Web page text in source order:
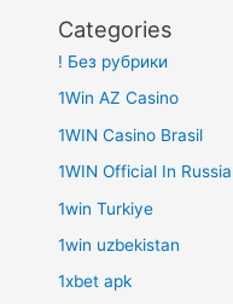
Categories
! Без рубрики
1Win AZ Casino
1WIN Casino Brasil
1WIN Official In Russia
1win Turkiye
1win uzbekistan
1xbet apk